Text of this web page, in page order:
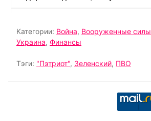
Категории: Война, Вооруженные силы
Украина, Финансы
Тэги: "Пэтриот", Зеленский, ПВО